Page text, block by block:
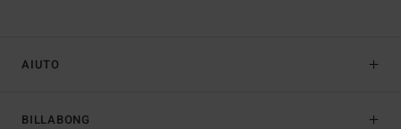
AIUTO
BILLABONG